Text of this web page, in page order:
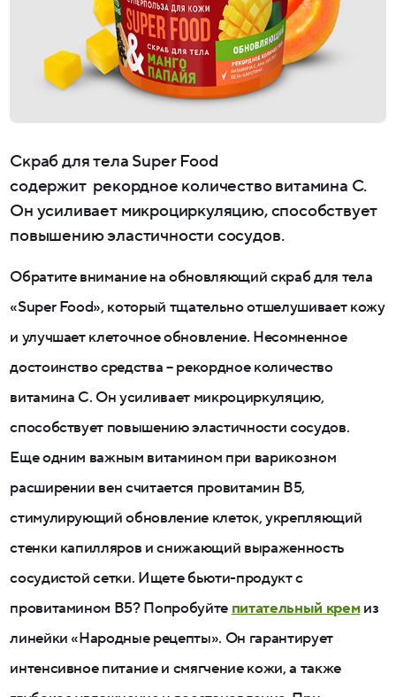
Скраб для тела Super Food
содержит рекордное количество витамина C.
Он усиливает микроциркуляцию, способствует
повышению эластичности сосудов.
Обратите внимание на обновляющий скраб для тела
«Super Food», который тщательно отшелушивает кожу
и улучшает клеточное обновление. Несомненное
достоинство средства – рекордное количество
витамина C. Он усиливает микроциркуляцию,
способствует повышению эластичности сосудов.
Еще одним важным витамином при варикозном
расширении вен считается провитамин В5,
стимулирующий обновление клеток, укрепляющий
стенки капилляров и снижающий выраженность
сосудистой сетки. Ищете бьюти-продукт с
провитамином В5? Попробуйте питательный кремиз
линейки «Народные рецепты». Он гарантирует
интенсивное питание и смягчение кожи, а также